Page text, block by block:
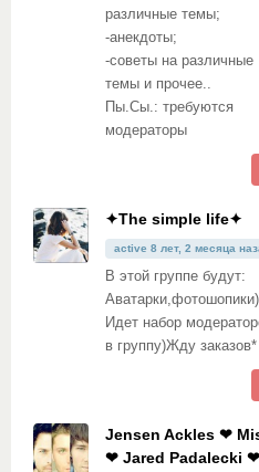
различные темы;
-анекдоты;
-советы на различные
темы и прочее..
Пы.Сы.: требуются
модераторы
✦The simple life✦
active 8 лет, 2 месяца
В этой группе будут:
Идет набор
в группу)Жду заказов*
Jensen Ackles ❤
❤ Jared Padalecki ❤